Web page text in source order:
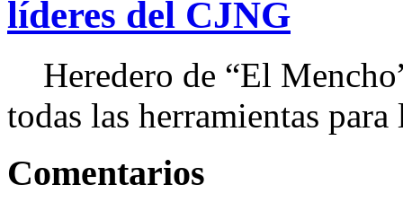
líderes del CJNG
Heredero de “El
todas las herramientas
Comentarios